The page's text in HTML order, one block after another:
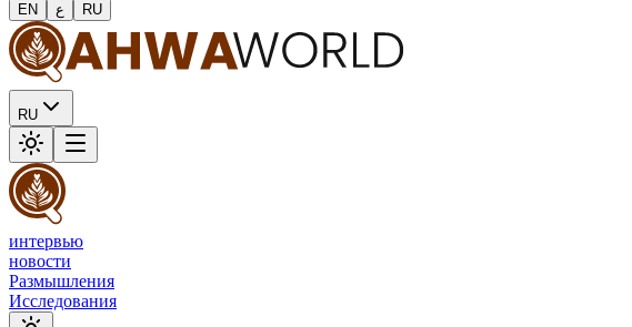
EN
ع RU
RU
интервью
новости
Размышления
Исследования